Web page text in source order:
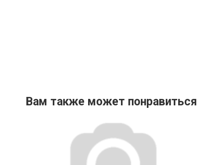
Вам также может понравиться